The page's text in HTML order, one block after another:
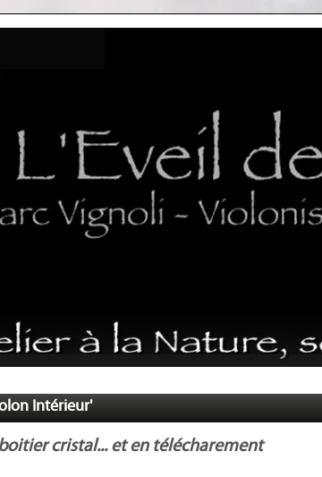
Intérieur'
cristal... et en télécharement